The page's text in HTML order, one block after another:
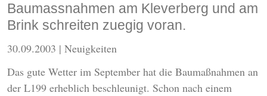
Baumassnahmen am Kleverberg und am
Brink schreiten zuegig voran.
30.09.2003 | Neuigkeiten
Das gute Wetter im September hat die Baumaßnahmen an
der L199 erheblich beschleunigt. Schon nach einem